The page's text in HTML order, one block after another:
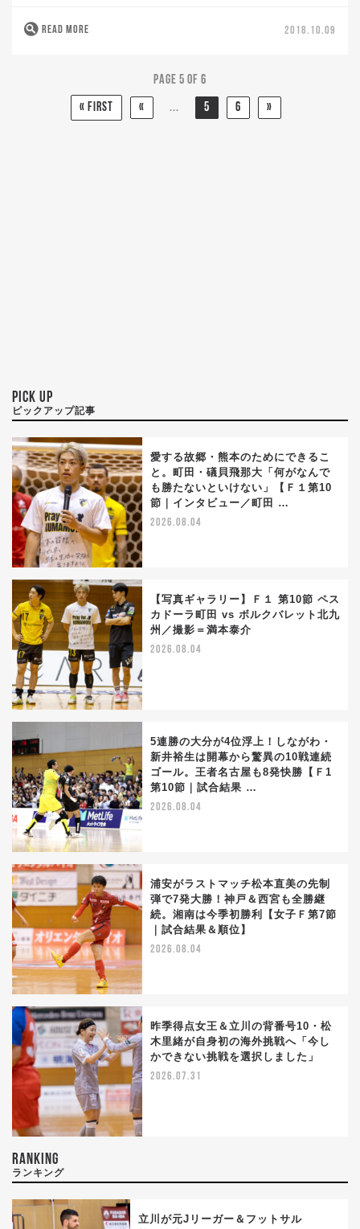
READ MORE 2018.10.09
Page 5 of 6
« First « ... 5 6 »
PICK UP
ピックアップ記事
愛する故郷・熊本のためにできるこ
と。町田・礒貝飛那大「何がなんで
も勝たないといけない」【Ｆ１第10
節｜インタビュー／町田 …
2026.08.04
【写真ギャラリー】Ｆ１ 第10節 ペス
カドーラ町田 vs ボルクバレット北九
州／撮影＝満本泰介
2026.08.04
5連勝の大分が4位浮上！しながわ・
新井裕生は開幕から驚異の10戦連続
ゴール。王者名古屋も8発快勝【Ｆ1
第10節｜試合結果 …
2026.08.04
浦安がラストマッチ松本直美の先制
弾で7発大勝！神戸＆西宮も全勝継
続。湘南は今季初勝利【女子Ｆ第7節
｜試合結果＆順位】
2026.08.04
昨季得点女王＆立川の背番号10・松
木里緒が自身初の海外挑戦へ「今し
かできない挑戦を選択しました」
2026.07.31
RANKING
ランキング
立川が元Jリーガー＆フットサル